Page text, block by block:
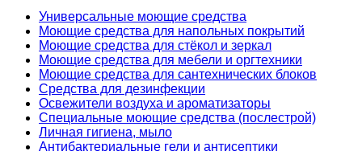
Универсальные моющие средства
Моющие средства для напольных покрытий
Моющие средства для стёкол и зеркал
Моющие средства для мебели и оргтехники
Моющие средства для сантехнических блоков
Средства для дезинфекции
Освежители воздуха и ароматизаторы
Специальные моющие средства (послестрой)
Личная гигиена, мыло
Антибактериальные гели и антисептики